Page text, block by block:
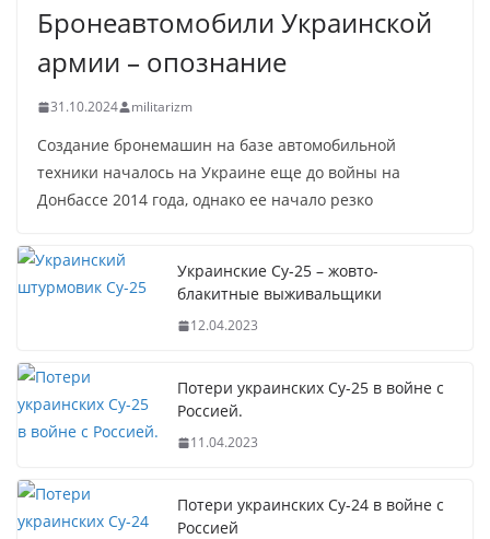
Бронеавтомобили Украинской
армии – опознание
31.10.2024 militarizm
Создание бронемашин на базе автомобильной
техники началось на Украине еще до войны на
Донбассе 2014 года, однако ее начало резко
Украинские Су-25 – жовто-
блакитные выживальщики
12.04.2023
Потери украинских Су-25 в войне с
Россией.
11.04.2023
Потери украинских Су-24 в войне с
Россией